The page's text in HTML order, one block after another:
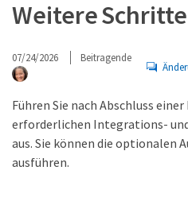
Weitere Schritte
07/24/2026 Beitragende
Führen Sie nach Abschluss
erforderlichen Integrations-
aus. Sie können die optionalen
ausführen.